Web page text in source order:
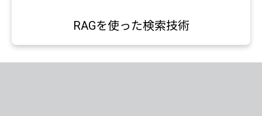
RAGを使った検索技術